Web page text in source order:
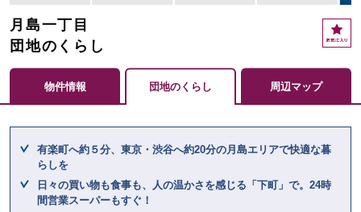
月島一丁目
団地のくらし
お
気
入
り
物件情報 団地のくらし 周辺マップ
有楽町へ約５分、東京・渋谷へ約20分の月島エリアで快適な暮
らしを
日々の買い物も食事も、人の温かさを感じる「下町」で。24時
間営業スーパーもすぐ！